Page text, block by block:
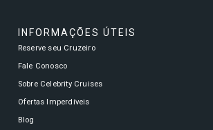
INFORMAÇÕES ÚTEIS
Reserve seu Cruzeiro
Fale Conosco
Sobre Celebrity Cruises
Ofertas Imperdíveis
Blog